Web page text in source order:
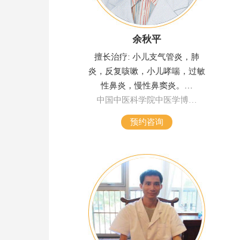
余秋平
擅长治疗: 小儿支气管炎，肺
炎，反复咳嗽，小儿哮喘，过敏
性鼻炎，慢性鼻窦炎。…
中国中医科学院中医学博…
预约咨询